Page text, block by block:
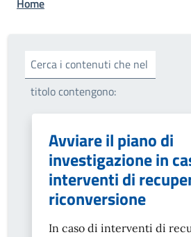
Home
Cerca i contenuti che nel
titolo contengono:
Avviare il piano di
investigazione in
interventi di
riconversione
In caso di interventi di